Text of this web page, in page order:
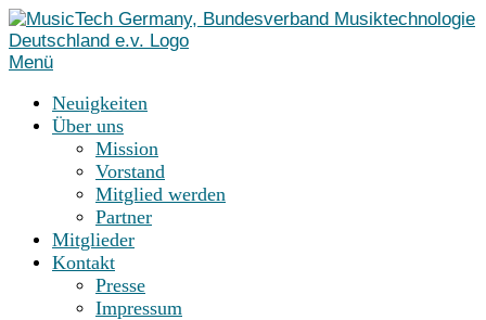
Zum
Inhalt
springen
Menü
Neuigkeiten
Über uns
Mission
Vorstand
Mitglied werden
Partner
Mitglieder
Kontakt
Presse
Impressum